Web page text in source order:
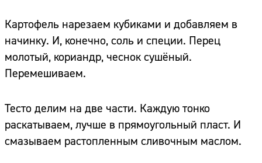
Картофель нарезаем кубиками и добавляем в
начинку. И, конечно, соль и специи. Перец
молотый, кориандр, чеснок сушёный.
Перемешиваем.
Тесто делим на две части. Каждую тонко
раскатываем, лучше в прямоугольный пласт. И
смазываем растопленным сливочным маслом.